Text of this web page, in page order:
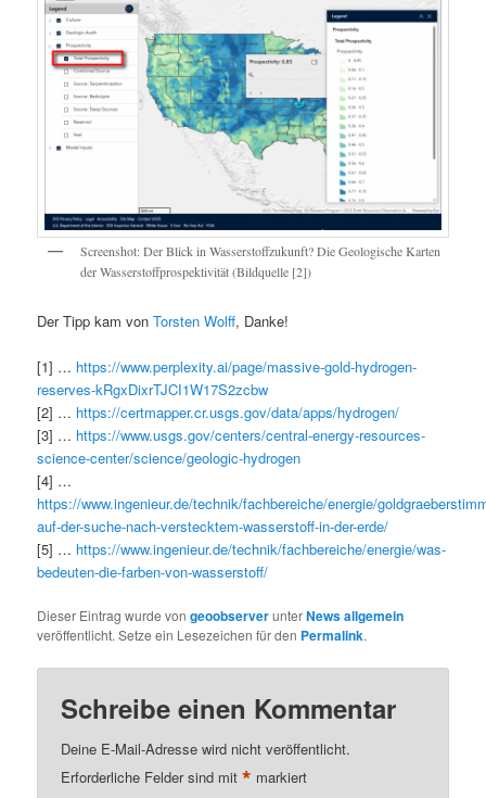
Screenshot: Der Blick in Wasserstoffzukunft? Die Geologische Karten
der Wasserstoffprospektivität (Bildquelle [2])
Der Tipp kam vonTorsten Wolff, Danke!
[1] … https://www.perplexity.ai/page/massive-gold-hydrogen-
reserves-kRgxDixrTJCI1W17S2zcbw
[2] … https://certmapper.cr.usgs.gov/data/apps/hydrogen/
[3] … https://www.usgs.gov/centers/central-energy-resources-
science-center/science/geologic-hydrogen
[4] …
https://www.ingenieur.de/technik/fachbereiche/energie/
auf-der-suche-nach-verstecktem-wasserstoff-in-der-erde/
[5] … https://www.ingenieur.de/technik/fachbereiche/energie/was-
bedeuten-die-farben-von-wasserstoff/
Dieser Eintrag wurde vongeoobserverunterNews allgemein
veröffentlicht. Setze ein Lesezeichen für den Permalink.
Schreibe einen Kommentar
Deine E-Mail-Adresse wird nicht veröffentlicht.
Erforderliche Felder sind mit* markiert